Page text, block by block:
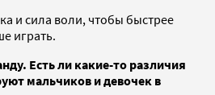
и сила воли, чтобы быстрее
играть.
Есть ли какие-то различия
мальчиков и девочек в